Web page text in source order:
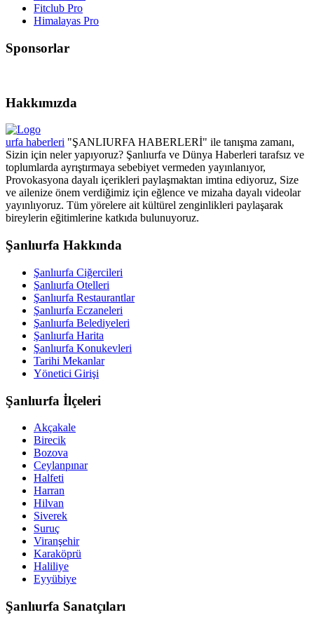
Fitclub Pro
Himalayas Pro
Sponsorlar
Hakkımızda
urfa haberleri "ŞANLIURFA HABERLERİ" ile tanışma zamanı,
Sizin için neler yapıyoruz? Şanlıurfa ve Dünya Haberleri tarafsız ve
toplumlarda ayrıştırmaya sebebiyet vermeden yayınlanıyor,
Provokasyona dayalı içerikleri paylaşmaktan imtina ediyoruz, Size
ve ailenize önem verdiğimiz için eğlence ve mizaha dayalı videolar
yayınlıyoruz. Tüm yörelere ait kültürel zenginlikleri paylaşarak
bireylerin eğitimlerine katkıda bulunuyoruz.
Şanlıurfa Hakkında
Şanlıurfa Ciğercileri
Şanlıurfa Otelleri
Şanlıurfa Restaurantlar
Şanlıurfa Eczaneleri
Şanlıurfa Belediyeleri
Şanlıurfa Harita
Şanlıurfa Konukevleri
Tarihi Mekanlar
Yönetici Girişi
Şanlıurfa İlçeleri
Akçakale
Birecik
Bozova
Ceylanpınar
Halfeti
Harran
Hilvan
Siverek
Suruç
Viranşehir
Karaköprü
Haliliye
Eyyübiye
Şanlıurfa Sanatçıları